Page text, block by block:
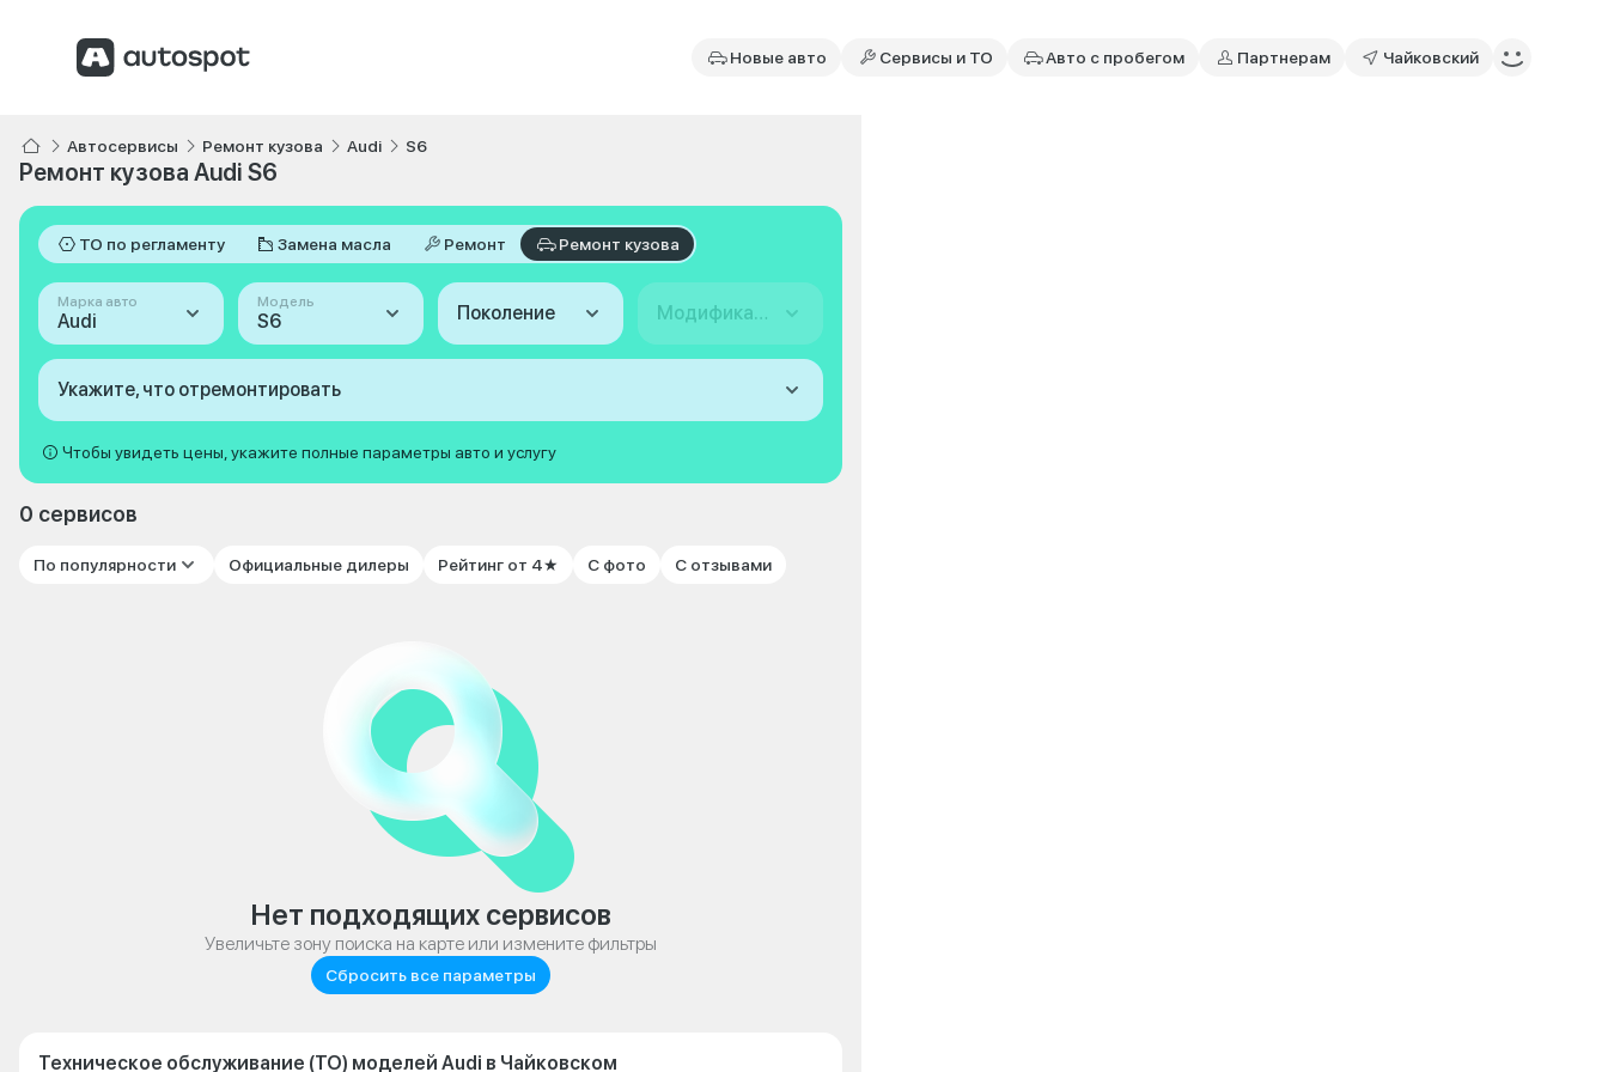
Новые авто Сервисы и ТО Авто с пробегом Партнерам Чайковский
Автосервисы Ремонт кузова Audi S6
Ремонт кузова Audi S6
ТО по регламенту Замена масла Ремонт Ремонт кузова
Марка авто
Audi
Модель
S6 Поколение Модификация
Укажите, что отремонтировать
Чтобы увидеть цены, укажите полные параметры авто и услугу
0 сервисов
По популярности Официальные дилеры Рейтинг от 4★ С фото С отзывами
Нет подходящих сервисов
Увеличьте зону поиска на карте или измените фильтры
Сбросить все параметры
Техническое обслуживание (ТО) моделей Audi в Чайковском